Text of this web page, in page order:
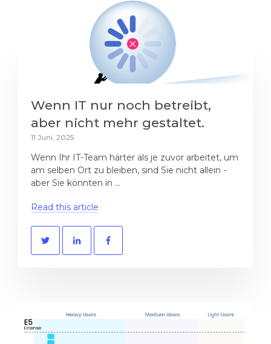
Wenn IT nur noch betreibt,
aber nicht mehr gestaltet.
11 Juni, 2025
Wenn Ihr IT-Team härter als je zuvor arbeitet, um
am selben Ort zu bleiben, sind Sie nicht allein -
aber Sie könnten in ...
Read this article